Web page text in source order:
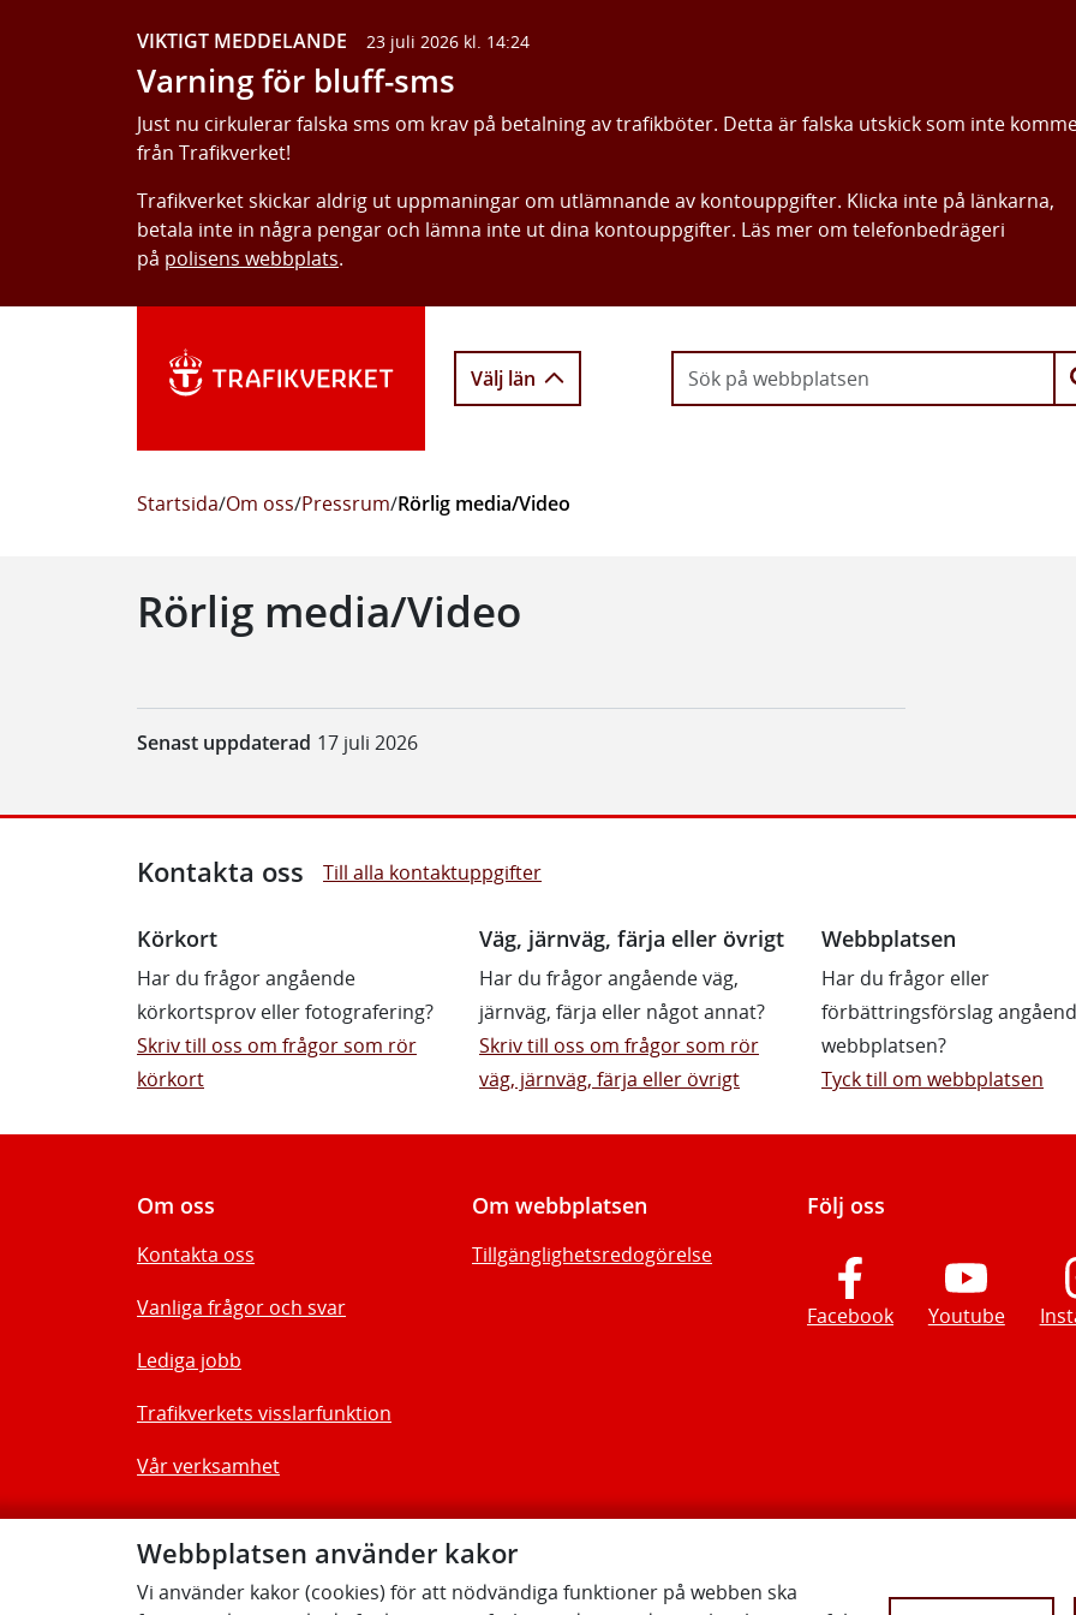
VIKTIGT MEDDELANDE 23 juli 2026 kl. 14:24
Varning för bluff-sms
Just nu cirkulerar falska sms om krav på betalning av trafikböter. Detta är falska utskick som inte
från Trafikverket!
Trafikverket skickar aldrig ut uppmaningar om utlämnande av kontouppgifter. Klicka inte på länkarna,
betala inte in några pengar och lämna inte ut dina kontouppgifter. Läs mer om telefonbedrägeri
på polisens webbplats.
Välj län
Startsida/Om oss/Pressrum/Rörlig media/Video
Rörlig media/Video
Senast uppdaterad 17 juli 2026
Webbplatsen använder kakor
Vi använder kakor (cookies) för att nödvändiga funktioner på webben ska
Kontakta oss Till alla kontaktuppgifter
Körkort
Har du frågor angående
körkortsprov eller fotografering?
Skriv till oss om frågor som rör
körkort
Väg, järnväg, färja eller övrigt
Har du frågor angående väg,
järnväg, färja eller något annat?
Skriv till oss om frågor som rör
väg, järnväg, färja eller övrigt
Webbplatsen
Har du frågor eller
förbättringsförslag
webbplatsen?
Tyck till om webbplatsen
Om oss
Kontakta oss
Vanliga frågor och svar
Lediga jobb
Trafikverkets visslarfunktion
Vår verksamhet
Om webbplatsen
Tillgänglighetsredogörelse
Följ oss
Facebook Youtube